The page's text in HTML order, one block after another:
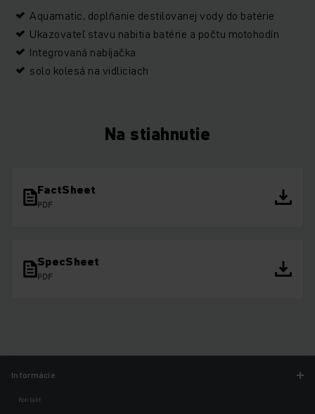
Aquamatic, doplňanie destilovanej vody do batérie
Ukazovateľ stavu nabitia batérie a počtu motohodín
Integrovaná nabíjačka
solo kolesá na vidliciach
Na stiahnutie
FactSheet
PDF
SpecSheet
PDF
Informácie
Kontakt